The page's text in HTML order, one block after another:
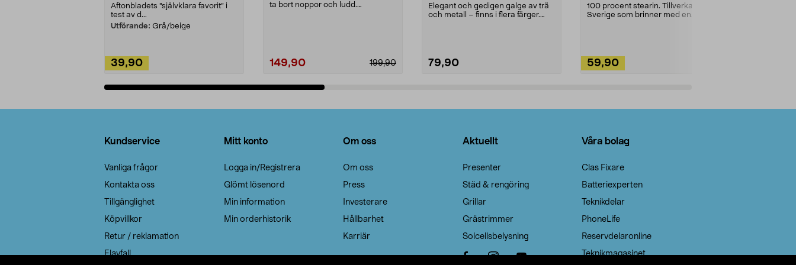
Aftonbladets "självklara favorit” i
test av d...
Utförande: Grå/beige
39,90
ta bort noppor och ludd.
199,90
149,90
Elegant och gedigen galge av trä
och metall – finns i flera färger.
79,90
100 procent stearin. Tillverkade i
Sverige som brinner med en
59,90
Kundservice
Vanliga frågor
Kontakta oss
Tillgänglighet
Köpvillkor
Retur / reklamation
Elavfall
Mitt konto
Logga in/Registrera
Glömt lösenord
Min information
Min orderhistorik
Om oss
Om oss
Press
Investerare
Hållbarhet
Karriär
Aktuellt
Presenter
Städ & rengöring
Grillar
Grästrimmer
Solcellsbelysning
Våra bolag
Clas Fixare
Batteriexperten
Teknikdelar
PhoneLife
Reservdelaronline
Teknikmagasinet